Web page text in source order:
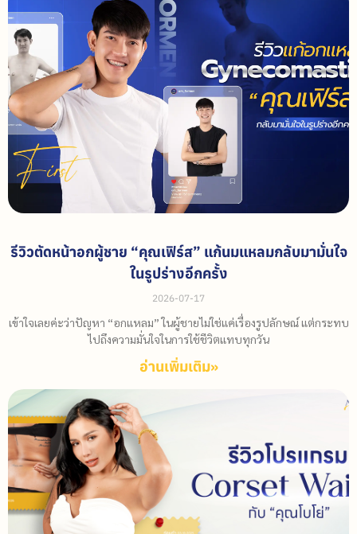
รีวิวตัดหน้าอกผู้ชาย “คุณเฟิร์ส” แก้นมแหลมกลับมามั่นใจ
ในรูปร่างอีกครั้ง
2026-07-17
เข้าใจเลยค่ะว่าปัญหา “อกแหลม” ในผู้ชายไม่ใช่แค่เรื่องรูปลักษณ์ แต่กระทบ
ไปถึงความมั่นใจในการใช้ชีวิตแทบทุกวัน
อ่านเพิ่มเติม»